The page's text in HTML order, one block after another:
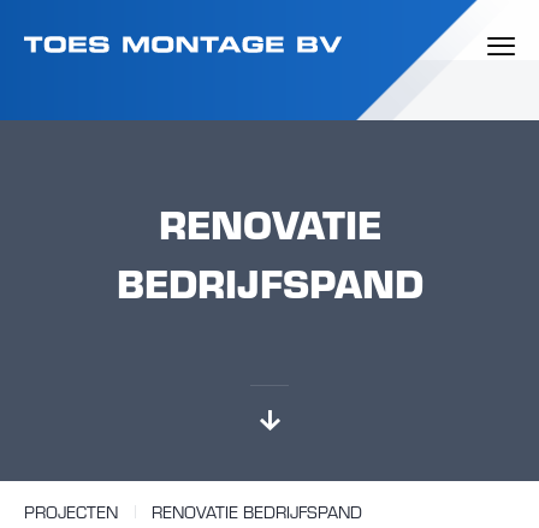
RENOVATIE
BEDRIJFSPAND
PROJECTEN RENOVATIE BEDRIJFSPAND